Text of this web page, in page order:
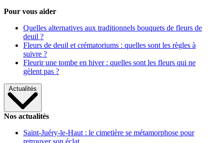
Pour vous aider
Quelles alternatives aux traditionnels bouquets de fleurs de
deuil ?
Fleurs de deuil et crématoriums : quelles sont les règles à
suivre ?
Fleurir une tombe en hiver : quelles sont les fleurs qui ne
gèlent pas ?
Actualités
Nos actualités
Saint-Juéry-le-Haut : le cimetière se métamorphose pour